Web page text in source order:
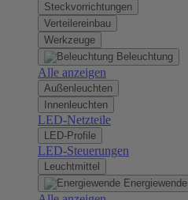
Steckvorrichtungen
Verteilereinbau
Werkzeuge
Beleuchtung
Alle anzeigen
Außenleuchten
Innenleuchten
LED-Netzteile
LED-Profile
LED-Steuerungen
Leuchtmittel
Energiewende